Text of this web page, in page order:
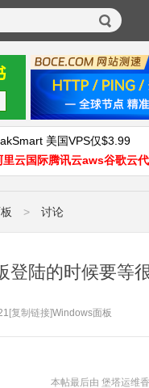
美国VPS仅$3.99
里云国际腾讯云aws谷歌云
> 讨论
登陆的时候要等
Windows面板
[复制链接]
本帖最后由 堡塔运维